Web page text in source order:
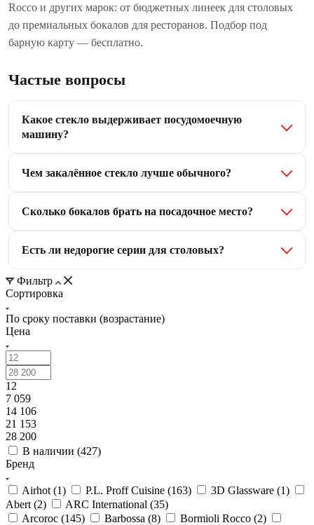
Rocco и других марок: от бюджетных линеек для столовых
до премиальных бокалов для ресторанов. Подбор под
барную карту — бесплатно.
Частые вопросы
Какое стекло выдерживает посудомоечную
машину?
Чем закалённое стекло лучше обычного?
Сколько бокалов брать на посадочное место?
Есть ли недорогие серии для столовых?
Фильтр
Сортировка
По сроку поставки (возрастание)
Цена
12
7 059
14 106
21 153
28 200
В наличии (427)
Бренд
Airhot (1) P.L. Proff Cuisine (163) 3D Glassware (1)
Abert (2) ARC International (35)
Arcoroc (145) Barbossa (8) Bormioli Rocco (2)